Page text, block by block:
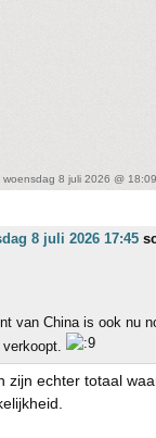
woensdag 8 juli 2026 @
8 juli 2026 17:45
van China is ook nu
verkoopt.
zijn echter totaal